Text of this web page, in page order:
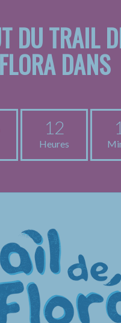
DU TRAIL
FLORA DANS
12
Heures